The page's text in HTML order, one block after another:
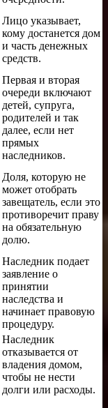
Лицо указывает,
кому достанется дом
и часть денежных
средств.
Первая и вторая
очереди включают
детей, супруга,
родителей и так
далее, если нет
прямых
наследников.
Доля, которую не
может отобрать
завещатель, если это
противоречит праву
на обязательную
долю.
Наследник подает
заявление о
принятии
наследства и
начинает правовую
процедуру.
Наследник
отказывается от
владения домом,
чтобы не нести
долги или расходы.